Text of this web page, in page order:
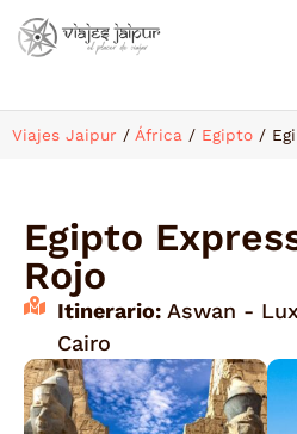
Viajes Jaipur / África / Egipto /
Egipto
Rojo
Itinerario: Aswan -
Cairo